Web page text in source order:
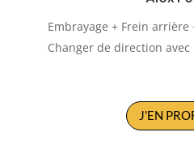
Embrayage + Frein
Changer de direction avec
J'EN